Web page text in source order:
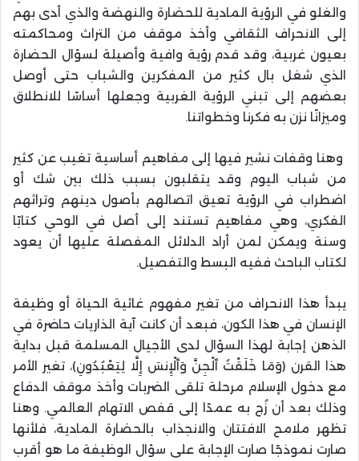
والغلو في الرؤية المادية للحضارة والنهضة والذي أدى بهم
إلى الانحراف الثقافي وأخذ موقف من التراث ومحاكمته
بعيون غربية، وقد قدم رؤية وافية وأصيلة لسؤال الحضارة
الذي شغل بال كثير من المفكرين والشباب حتى أوصل
بعضهم إلى تبني الرؤية الغربية وجعلها أساسًا للانطلاق
وميزانًا نزن به فكرنا وخطواتنا.
وهنا وقفات نشير فيها إلى مفاهيم أساسية تغيب عن كثير
من شباب اليوم وقد يتقلبون بسبب ذلك بين شك أو
اضطراب في الرؤية تعيق اتصالهم بأصول دينهم وتراثهم
الفكري، وهي مفاهيم تستند إلى أصل في الوحي كتابًا
وسنة ويمكن لمن أراد الدلائل المفصلة عليها أن يعود
لكتاب الباحث ففيه البسط والتفصيل.
يبدأ هذا الانحراف من تغير مفهوم غائية الحياة أو وظيفة
الإنسان في هذا الكون، فبعد أن كانت آية الذاريات حاضرة في
الذهن إجابة لهذا السؤال لدى الأجيال المسلمة قبل بداية
هذا القرن (وَمَا خَلَقْتُ ٱلْجِنَّ وَٱلْإِنسَ إِلَّا لِيَعْبُدُونِ)، تغير الأمر
مع دخول الإسلام مرحلة تلقى الضربات وأخذ موقف الدفاع
وذلك بعد أن زُج به عمدًا إلى قفص الاتهام العالمي. وهنا
تظهر ملامح الافتتان والانجذاب بالحضارة المادية، فلأنها
صارت نموذجًا صارت الإجابة على سؤال الوظيفة ما هو أقرب